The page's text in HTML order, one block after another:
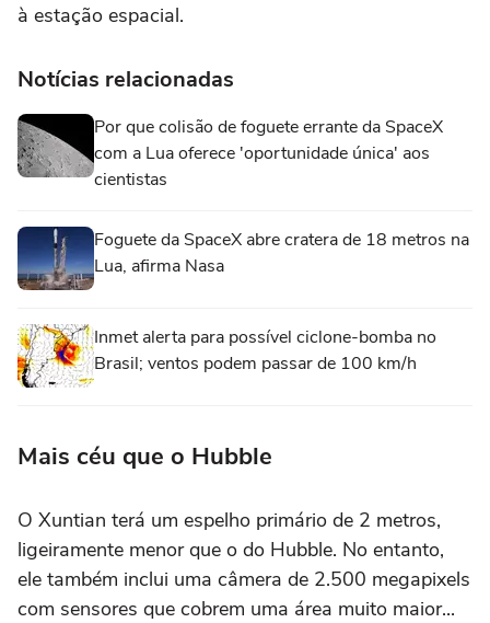
à estação espacial.
Notícias relacionadas
Por que colisão de foguete errante da SpaceX
com a Lua oferece 'oportunidade única' aos
cientistas
Foguete da SpaceX abre cratera de 18 metros na
Lua, afirma Nasa
Inmet alerta para possível ciclone-bomba no
Brasil; ventos podem passar de 100 km/h
Mais céu que o Hubble
O Xuntian terá um espelho primário de 2 metros,
ligeiramente menor que o do Hubble. No entanto,
ele também inclui uma câmera de 2.500 megapixels
com sensores que cobrem uma área muito maior...